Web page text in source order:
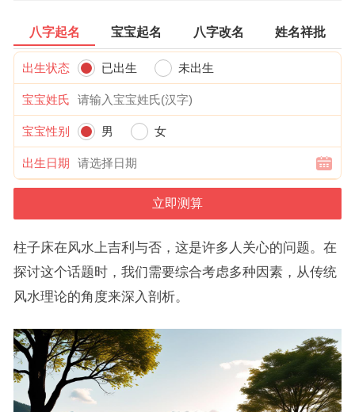
八字起名 宝宝起名 八字改名 姓名祥批
出生状态 已出生 未出生
宝宝姓氏
宝宝性别 男 女
出生日期
柱子床在风水上吉利与否，这是许多人关心的问题。在
探讨这个话题时，我们需要综合考虑多种因素，从传统
风水理论的角度来深入剖析。